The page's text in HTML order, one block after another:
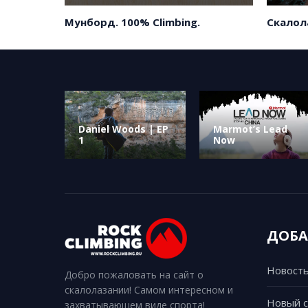
сайте
Скачать
анкету
и
регионы
Все
города
и
регионы
Мунборд. 100% Climbing.
Daniel Woods | EP
1
Marmot’s Lead
Now
Добро пожаловать на сайт о
скалолазании! Самом интересном и
захватывающем виде спорта!
Новый